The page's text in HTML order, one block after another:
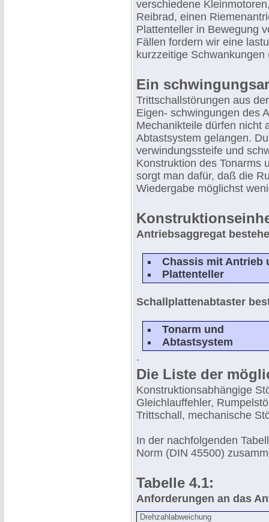
verschiedene
Reibrad, einen
Plattenteller in Bewegung
Fällen fordern wir eine
kurzzeitige
Ein
Trittschallstörungen aus
Eigen- schwingungen des
Mechanikteile dürfen nicht
Abtastsystem gelangen.
verwindungssteife und
Konstruktion des Tonarms
sorgt man dafür, daß die
Wiedergabe möglichst
Antriebsaggregat
Chassis mit Antrieb
Plattenteller
Schallplattenabtaster
Tonarm und
Abtastsystem
.
Die Liste der
Konstruktionsabhängige
Gleichlauffehler,
Trittschall, mechanische
In der nachfolgenden
Norm (DIN 45500)
Tabelle 4.1:
Anforderungen an das
Drehzahlabweichung